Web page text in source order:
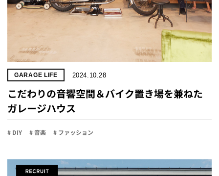
GARAGE LIFE 2024.10.28
こだわりの音響空間＆バイク置き場を兼ねた
ガレージハウス
# DIY # 音楽 # ファッション